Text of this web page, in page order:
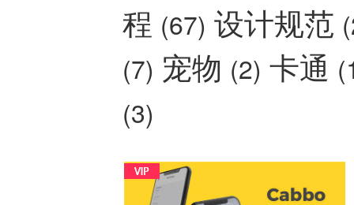
程 (67) 设计规范
(7) 宠物 (2) 卡通
(3)